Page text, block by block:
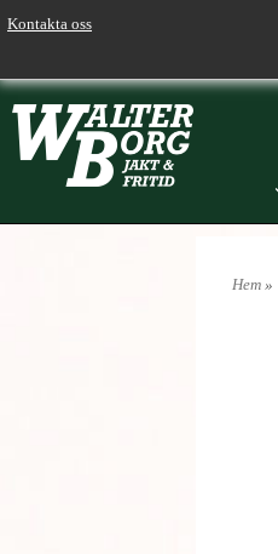
Kontakta oss
Hem »